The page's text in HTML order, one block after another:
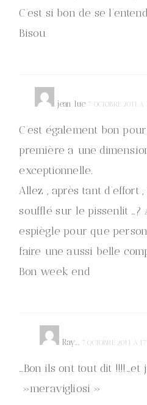
C’est si bon de se
Bisou
jean luc 7 OCTOBRE 2011 À
C’est également bon
première a une
exceptionnelle.
Allez , après tant d’effort
soufflé sur le pissenlit …?
espiègle pour que
faire une aussi belle
Bon week end
Ray... 7 OCTOBRE 2011 À
…Bon ils ont tout dit !!!!…et
»meravigliosi »